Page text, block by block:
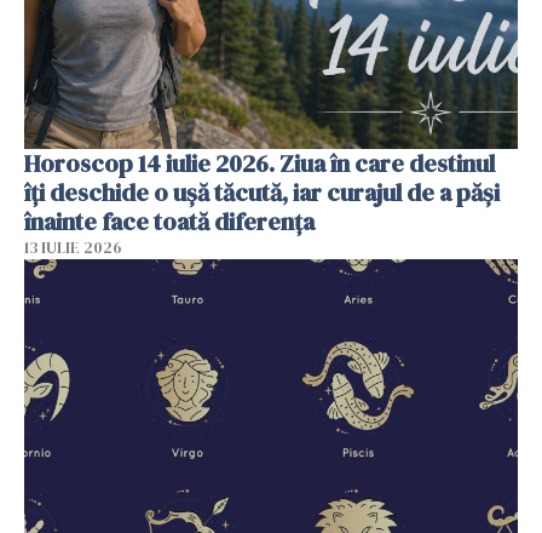
Horoscop 14 iulie 2026. Ziua în care destinul
îți deschide o ușă tăcută, iar curajul de a păși
înainte face toată diferența
13 IULIE 2026